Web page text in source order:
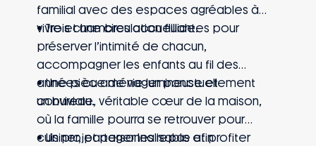
familial avec des espaces agréables à
vivre et une circulation fluide.
• Trois chambres accueillantes pour
préserver l’intimité de chacun,
accompagner les enfants au fil des
années ou aménager ponctuellement
un bureau.
• Une pièce de vie lumineuse et
conviviale, véritable cœur de la maison,
où la famille pourra se retrouver pour
cuisiner, partager les repas et profiter
• Un projet personnalisable afin